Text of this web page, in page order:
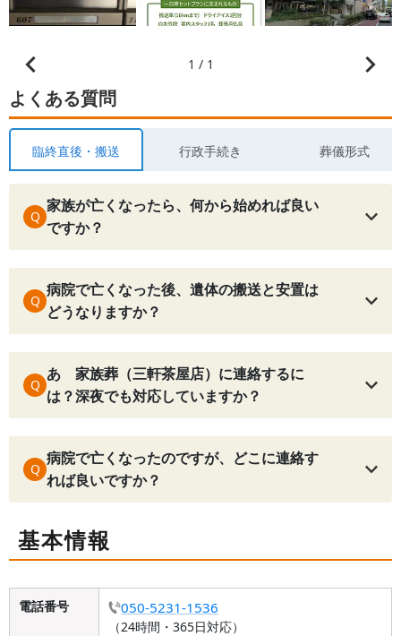
1 / 1
よくある質問
臨終直後・搬送 行政手続き 葬儀形式
Q
家族が亡くなったら、何から始めれば良い
ですか？
Q
病院で亡くなった後、遺体の搬送と安置は
どうなりますか？
Q
あゝ家族葬（三軒茶屋店）に連絡するに
は？深夜でも対応していますか？
Q
病院で亡くなったのですが、どこに連絡す
れば良いですか？
基本情報
電話番号 050-5231-1536
（24時間・365日対応）